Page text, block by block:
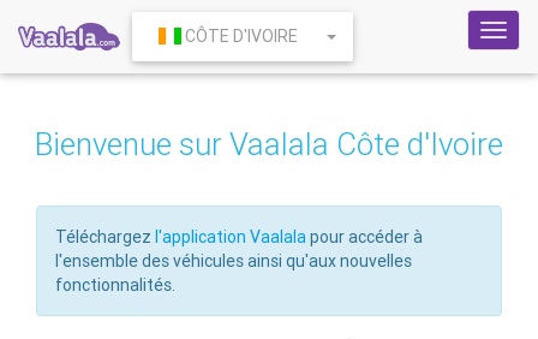
CÔTE D'IVOIRE
Bienvenue sur Vaalala Côte d'Ivoire
Téléchargez l'application Vaalalapour accéder à
l'ensemble des véhicules ainsi qu'aux nouvelles
fonctionnalités.